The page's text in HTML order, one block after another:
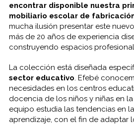
encontrar disponible nuestra
mobiliario escolar de
mucha ilusión presentar este
más de 20 años de experiencia
construyendo espacios
La colección está diseñada
sector educativo. Efebé
necesidades en los centros
docencia de los niños y niñas en
equipo estudia las tendencias en
aprendizaje, con el fin de adaptar